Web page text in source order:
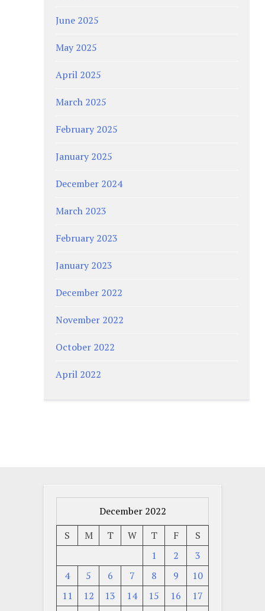
June 2025
May 2025
April 2025
March 2025
February 2025
January 2025
December 2024
March 2023
February 2023
January 2023
December 2022
November 2022
October 2022
April 2022
December 2022
S
M T W T F
S
1
2
3
4
5 6 7 8 9
10
11
12 13 14 15 16
17